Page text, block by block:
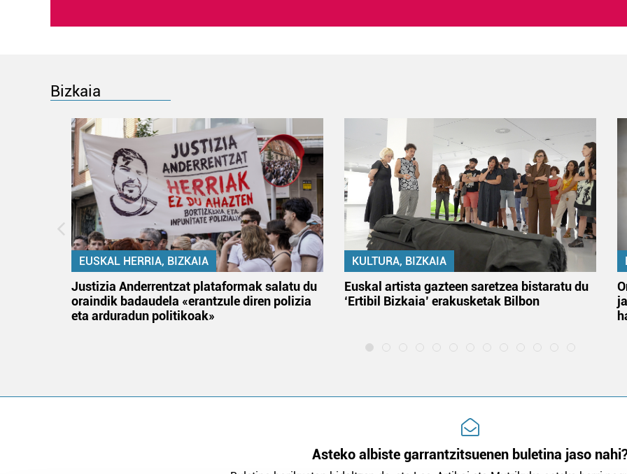
Bizkaia
EUSKAL HERRIA, BIZKAIA
Justizia Anderrentzat plataformak salatu du
oraindik badaudela «erantzule diren polizia
eta arduradun politikoak»
KULTURA, BIZKAIA
Euskal artista gazteen saretzea bistaratu du
‘Ertibil Bizkaia’ erakusketak Bilbon
Asteko albiste garrantzitsuenen buletina jaso